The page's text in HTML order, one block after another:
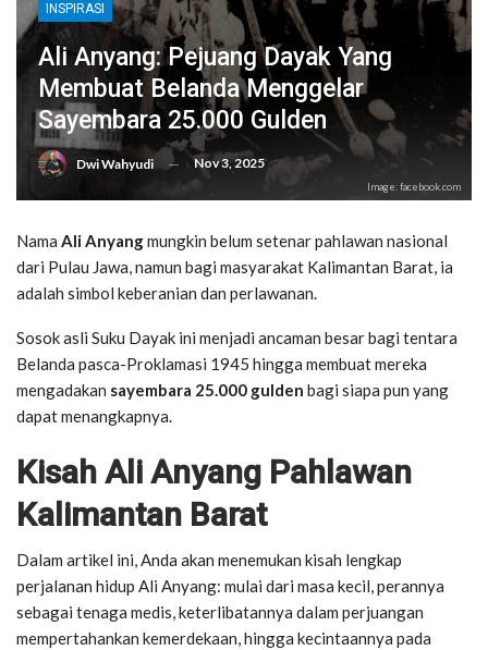
INSPIRASI
Ali Anyang: Pejuang Dayak Yang
Membuat Belanda Menggelar
Sayembara 25.000 Gulden
Dwi Wahyudi Nov 3, 2025
Image: facebook.com
Nama Ali Anyangmungkin belum setenar pahlawan nasional
dari Pulau Jawa, namun bagi masyarakat Kalimantan Barat, ia
adalah simbol keberanian dan perlawanan.
Sosok asli Suku Dayak ini menjadi ancaman besar bagi tentara
Belanda pasca-Proklamasi 1945 hingga membuat mereka
mengadakan sayembara 25.000 gulden bagi siapa pun yang
dapat menangkapnya.
Kisah Ali Anyang Pahlawan
Kalimantan Barat
Dalam artikel ini, Anda akan menemukan kisah lengkap
perjalanan hidup Ali Anyang: mulai dari masa kecil, perannya
sebagai tenaga medis, keterlibatannya dalam perjuangan
mempertahankan kemerdekaan, hingga kecintaannya pada